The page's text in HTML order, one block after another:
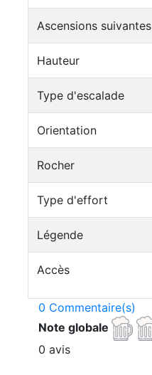
Ascensions suivantes
Hauteur
Type d'escalade
Orientation
Rocher
Type d'effort
Légende
Accès
0 Commentaire(s)
Note globale
0 avis